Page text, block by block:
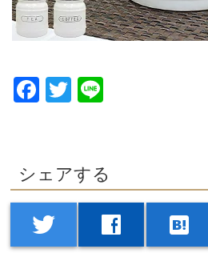
Facebook
Twitter
シェアする
twitter facebook hatenabookmark